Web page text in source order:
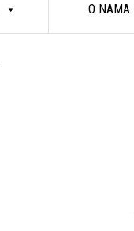
O NAMA